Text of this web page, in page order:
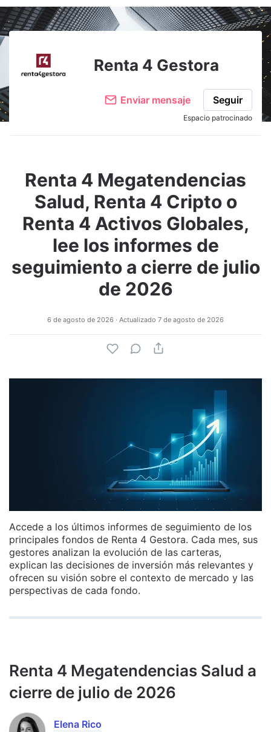
Renta 4 Gestora
Enviar mensaje Seguir
Espacio patrocinado
Renta 4 Megatendencias
Salud, Renta 4 Cripto o
Renta 4 Activos Globales,
lee los informes de
seguimiento a cierre de julio
de 2026
6 de agosto de 2026 · Actualizado 7 de agosto de 2026
Accede a los últimos informes de seguimiento de los
principales fondos de Renta 4 Gestora. Cada mes, sus
gestores analizan la evolución de las carteras,
explican las decisiones de inversión más relevantes y
ofrecen su visión sobre el contexto de mercado y las
perspectivas de cada fondo.
Renta 4 Megatendencias Salud a
cierre de julio de 2026
Elena Rico